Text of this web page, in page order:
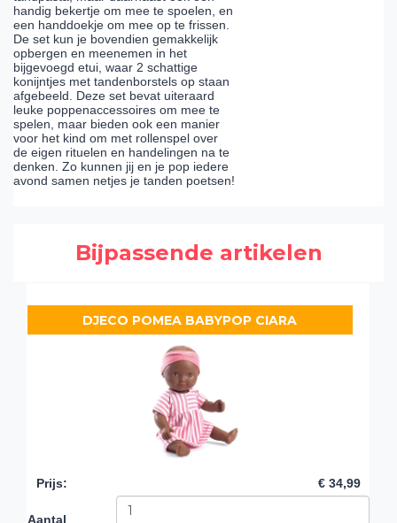
handig bekertje om mee te spoelen, en
een handdoekje om mee op te frissen.
De set kun je bovendien gemakkelijk
opbergen en meenemen in het
bijgevoegd etui, waar 2 schattige
konijntjes met tandenborstels op staan
afgebeeld. Deze set bevat uiteraard
leuke poppenaccessoires om mee te
spelen, maar bieden ook een manier
voor het kind om met rollenspel over
de eigen rituelen en handelingen na te
denken. Zo kunnen jij en je pop iedere
avond samen netjes je tanden poetsen!
Bijpassende artikelen
DJECO POMEA BABYPOP CIARA
Prijs: € 34,99
Aantal